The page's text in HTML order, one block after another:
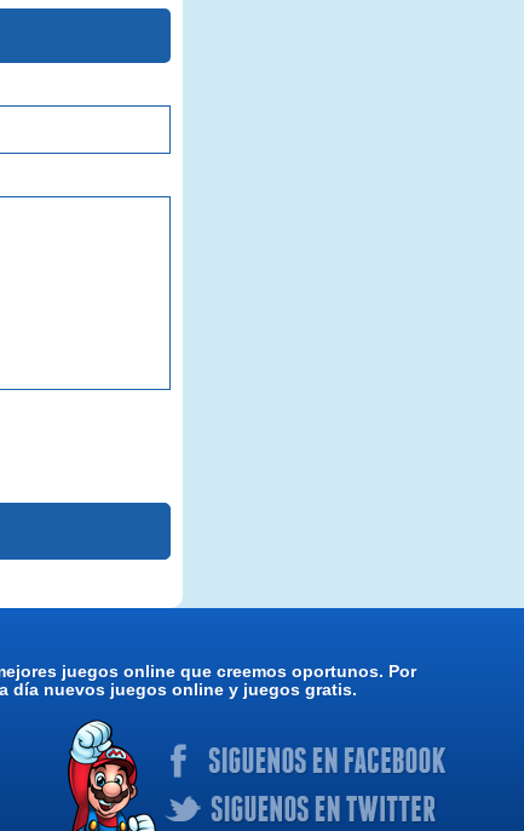
juegos online que creemos oportunos. Por
día nuevos juegos online y juegos gratis.